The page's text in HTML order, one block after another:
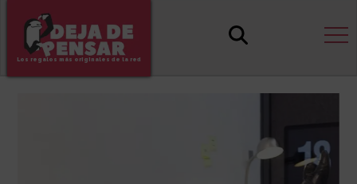
Los regalos más originales de la red